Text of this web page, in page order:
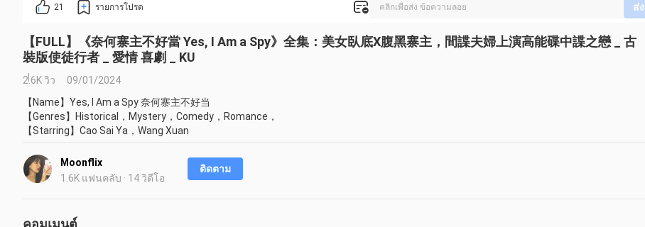
21 รายการโปรด ส่ง
【FULL】《奈何寨主不好當 Yes, I Am a Spy》全集：美女臥底X腹黑寨主，間諜夫婦上演高能碟中諜之戀 _ 古
裝版使徒行者 _ 愛情 喜劇 _ KU
2.6K วิว
09/01/2024
【Name】Yes, I Am a Spy 奈何寨主不好当
【Genres】Historical，Mystery，Comedy，Romance，
【Starring】Cao Sai Ya，Wang Xuan
pretended to be kidnapped by the second master, Luo He, and planned to offer herself to the lustful leader of the Great Clan to retrieve
the list. At a critical moment, the second master came forward and claimed that he was enchanted by Zhang Xiao Hua's beauty and
wanted to marry her. However, Luo He already saw through her plan, and his true identity was not what it appeared to be...
Moonflix
1.6K แฟนคลับ · 14 วิดีโอ
ติดตาม
คอมเมนต์